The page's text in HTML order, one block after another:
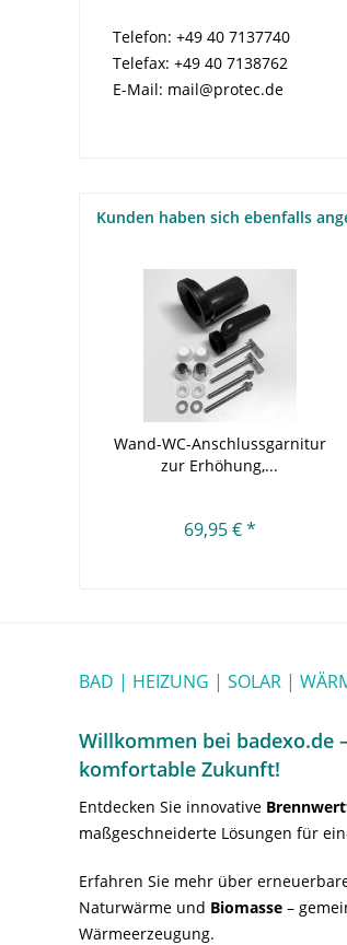
Telefon: +49 40 7137740
Telefax: +49 40 7138762
E-Mail: mail@protec.de
Kunden haben sich ebenfalls
Wand-WC-Anschlussgarnitur
zur Erhöhung,...
69,95 € *
BAD | HEIZUNG | SOLAR |
Willkommen bei badexo.de
komfortable Zukunft!
Entdecken Sie innovative
maßgeschneiderte Lösungen für
Erfahren Sie mehr über
Naturwärme und Biomasse –
Wärmeerzeugung.